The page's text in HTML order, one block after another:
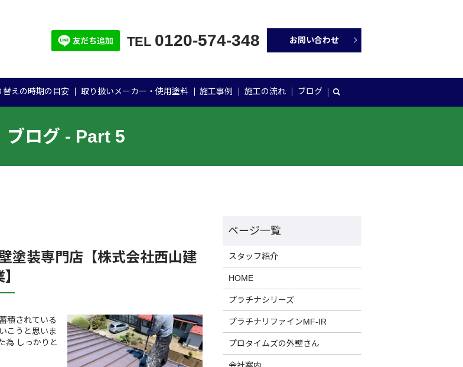
替えの時期の目安 取り扱いメーカー・使用塗料 施工事例 施工の流れ ブログ
TEL 0120-574-348 お問い合わせ
ブログ - Part 5
装専門店【株式会社西山建
積されている
こうと思いま
為 しっかりと
スタッフ紹介
HOME
プラチナシリーズ
プラチナリファインMF-IR
プロタイムズの外壁さん